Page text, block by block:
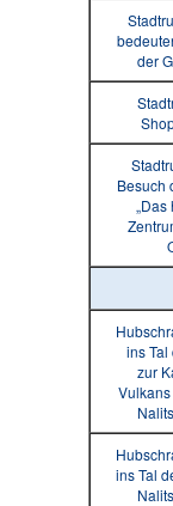
der
Besuch
„Das
ins Tal
zur
ins Tal